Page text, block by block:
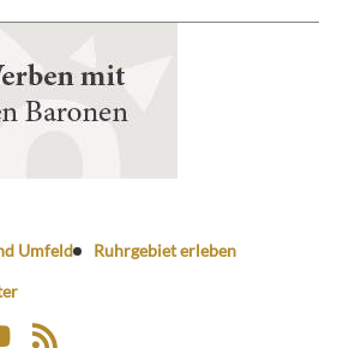
Umfeld
Ruhrgebiet erleben